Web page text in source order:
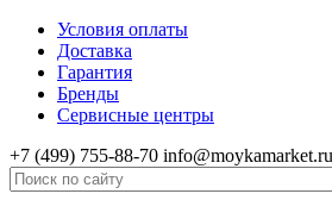
Условия оплаты
Доставка
Гарантия
Бренды
Сервисные центры
+7 (499) 755-88-70 info@moykamarket.ru